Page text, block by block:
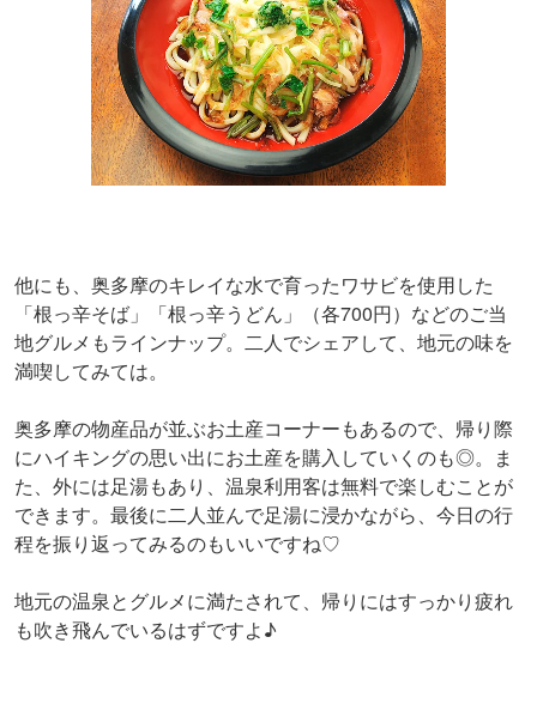
他にも、奥多摩のキレイな水で育ったワサビを使用した
「根っ辛そば」「根っ辛うどん」（各700円）などのご当
地グルメもラインナップ。二人でシェアして、地元の味を
満喫してみては。
奥多摩の物産品が並ぶお土産コーナーもあるので、帰り際
にハイキングの思い出にお土産を購入していくのも◎。ま
た、外には足湯もあり、温泉利用客は無料で楽しむことが
できます。最後に二人並んで足湯に浸かながら、今日の行
程を振り返ってみるのもいいですね♡
地元の温泉とグルメに満たされて、帰りにはすっかり疲れ
も吹き飛んでいるはずですよ♪